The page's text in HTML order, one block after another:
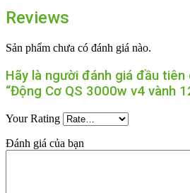
Reviews
Sản phẩm chưa có đánh giá nào.
Hãy là người đánh giá đầu tiên
“Động Cơ QS 3000w v4 vành
Your Rating
Đánh giá của bạn